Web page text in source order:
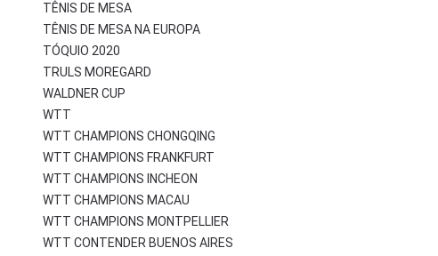
TÊNIS DE MESA
TÊNIS DE MESA NA EUROPA
TÓQUIO 2020
TRULS MOREGARD
WALDNER CUP
WTT
WTT CHAMPIONS CHONGQING
WTT CHAMPIONS FRANKFURT
WTT CHAMPIONS INCHEON
WTT CHAMPIONS MACAU
WTT CHAMPIONS MONTPELLIER
WTT CONTENDER BUENOS AIRES